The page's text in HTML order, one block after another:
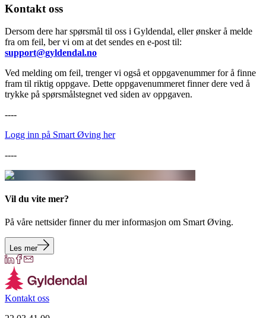
Kontakt oss
Dersom dere har spørsmål til oss i Gyldendal, eller ønsker å melde
fra om feil, ber vi om at det sendes en e-post til:
support@gyldendal.no
Ved melding om feil, trenger vi også et oppgavenummer for å finne
fram til riktig oppgave. Dette oppgavenummeret finner dere ved å
trykke på spørsmålstegnet ved siden av oppgaven.
----
Logg inn på Smart Øving her
----
Vil du vite mer?
På våre nettsider finner du mer informasjon om Smart Øving.
Les mer
Kontakt oss